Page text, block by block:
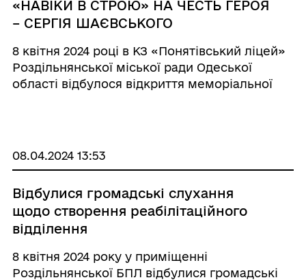
«НАВІКИ В СТРОЮ» НА ЧЕСТЬ ГЕРОЯ
– СЕРГІЯ ШАЄВСЬКОГО
8 квітня 2024 році в КЗ «Понятівський ліцей»
Роздільнянської міської ради Одеської
області відбулося відкриття меморіальної
08.04.2024 13:53
Відбулися громадські слухання
щодо створення реабілітаційного
відділення
8 квітня 2024 року у приміщенні
Роздільнянської БПЛ відбулися громадські